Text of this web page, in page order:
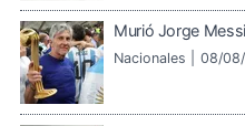
Murió Jorge Messi
Nacionales | 08/